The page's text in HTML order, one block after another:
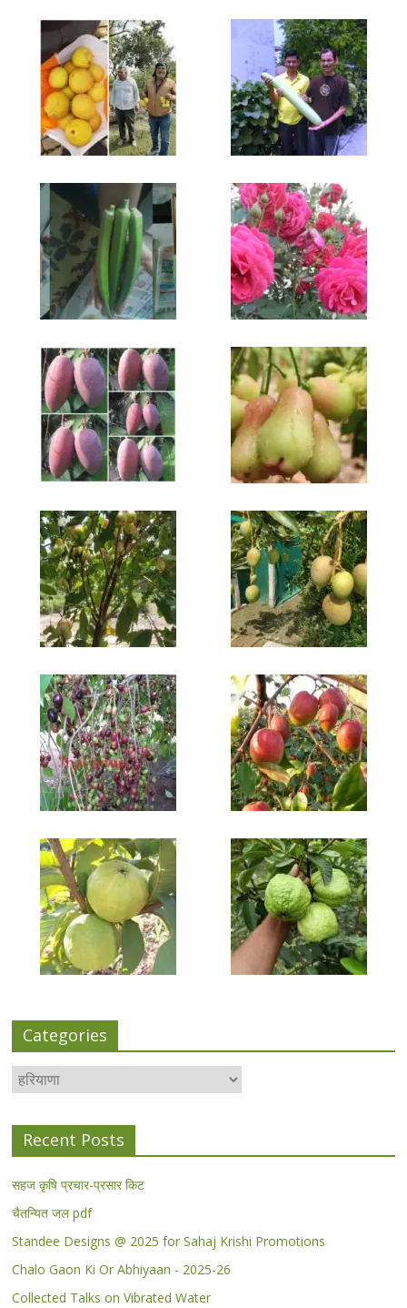
Categories
Categories
Recent Posts
सहज कृषि प्रचार-प्रसार किट
चैतन्यित जल pdf
Standee Designs @ 2025 for Sahaj Krishi Promotions
Chalo Gaon Ki Or Abhiyaan - 2025-26
Collected Talks on Vibrated Water